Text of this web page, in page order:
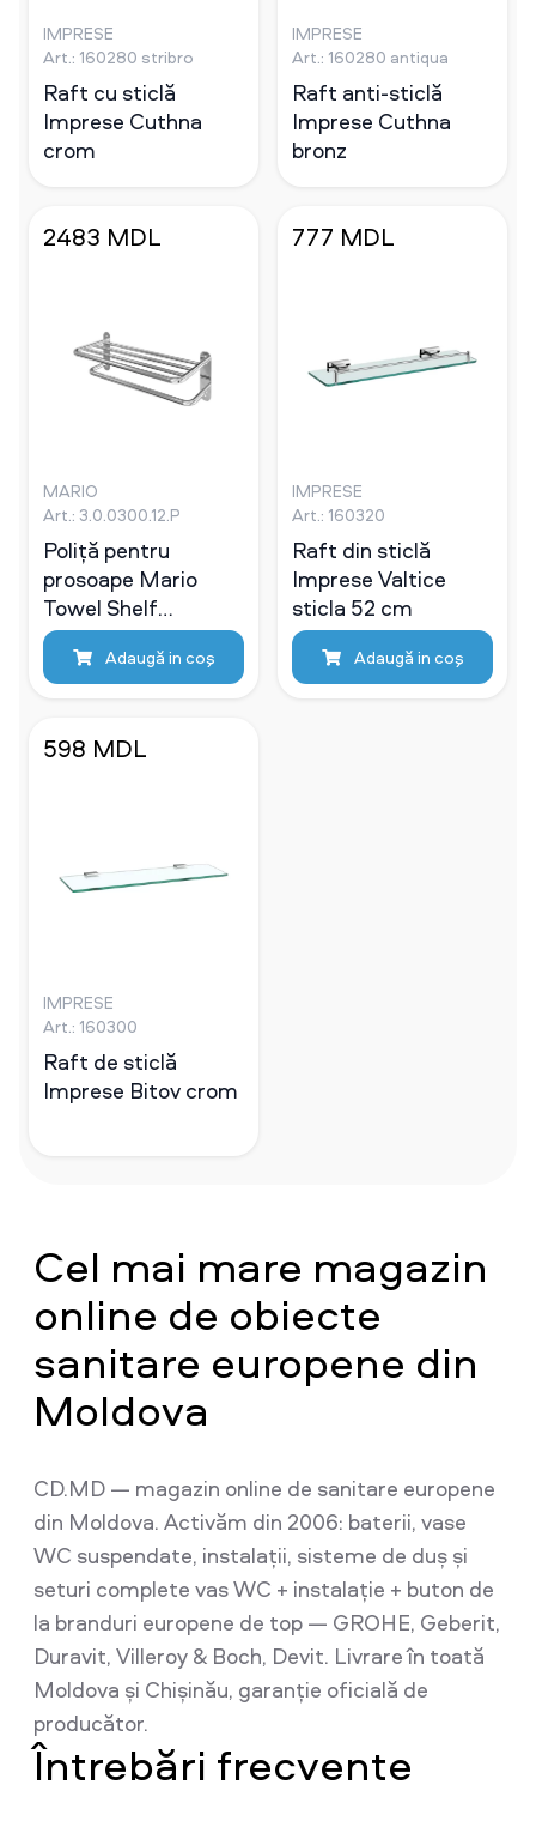
IMPRESE
Art.: 160280 stribro
Raft cu sticlă
Imprese Cuthna
crom
IMPRESE
Art.: 160280 antiqua
Raft anti-sticlă
Imprese Cuthna
bronz
2483 MDL
MARIO
Art.: 3.0.0300.12.P
Poliță pentru
prosoape Mario
Towel Shelf
660x210x270
Adaugă in coş
777 MDL
IMPRESE
Art.: 160320
Raft din sticlă
Imprese Valtice
sticla 52 cm
Adaugă in coş
598 MDL
IMPRESE
Art.: 160300
Raft de sticlă
Imprese Bitov crom
Cel mai mare magazin
online de obiecte
sanitare europene din
Moldova
CD.MD — magazin online de sanitare europene
din Moldova. Activăm din 2006: baterii, vase
WC suspendate, instalații, sisteme de duș și
seturi complete vas WC + instalație + buton de
la branduri europene de top — GROHE, Geberit,
Duravit, Villeroy & Boch, Devit. Livrare în toată
Moldova și Chișinău, garanție oficială de
producător.
Întrebări frecvente